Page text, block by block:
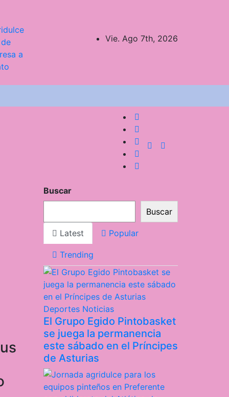
a
Vie. Ago 7th, 2026
Buscar
Buscar
Latest Popular
Trending
Deportes Noticias
El Grupo Egido Pintobasket
se juega la permanencia
este sábado en el Príncipes
de Asturias